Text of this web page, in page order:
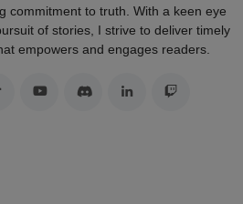
commitment to truth. With a keen eye
of stories, I strive to deliver timely
empowers and engages readers.